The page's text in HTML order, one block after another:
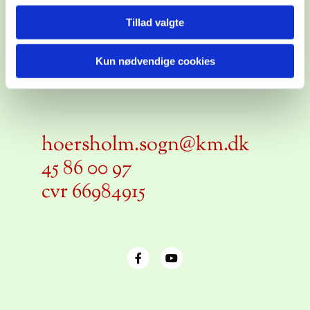
Tillad valgte
Kun nødvendige cookies
Hørsholm Kirke
Barakstien 2, 2970
Hørsholm
hoersholm.sogn@km.dk
45 86 00 97
cvr 66984915